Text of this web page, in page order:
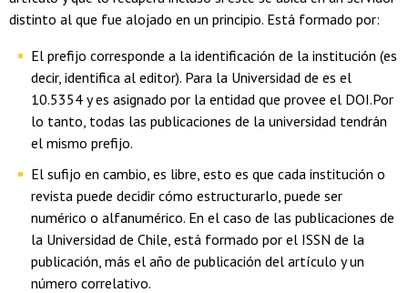
distinto al que fue alojado en un principio. Está formado por:
El prefijo corresponde a la identificación de la institución (es
decir, identifica al editor). Para la Universidad de es el
10.5354 y es asignado por la entidad que provee el DOI.Por
lo tanto, todas las publicaciones de la universidad tendrán
el mismo prefijo.
El sufijo en cambio, es libre, esto es que cada institución o
revista puede decidir cómo estructurarlo, puede ser
numérico o alfanumérico. En el caso de las publicaciones de
la Universidad de Chile, está formado por el ISSN de la
publicación, más el año de publicación del artículo y un
número correlativo.